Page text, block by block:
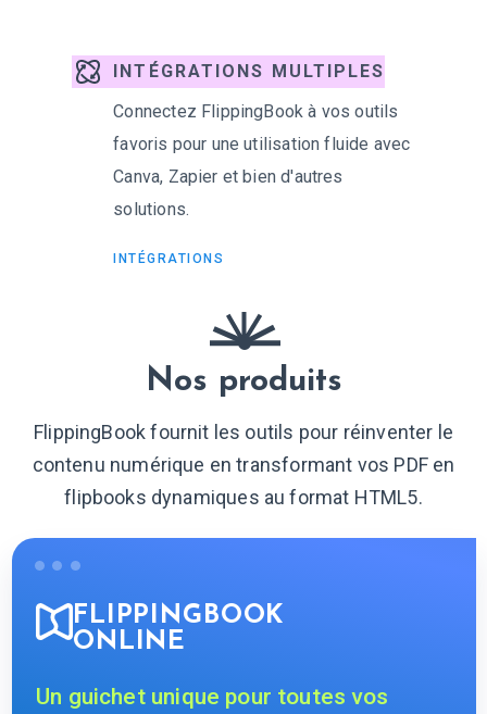
INTÉGRATIONS MULTIPLES
Connectez FlippingBook à vos outils
favoris pour une utilisation fluide avec
Canva, Zapier et bien d'autres
solutions.
INTÉGRATIONS
Nos produits
FlippingBook fournit les outils pour réinventer le
contenu numérique en transformant vos PDF en
flipbooks dynamiques au format HTML5.
FLIPPINGBOOK
ONLINE
Un guichet unique pour toutes vos